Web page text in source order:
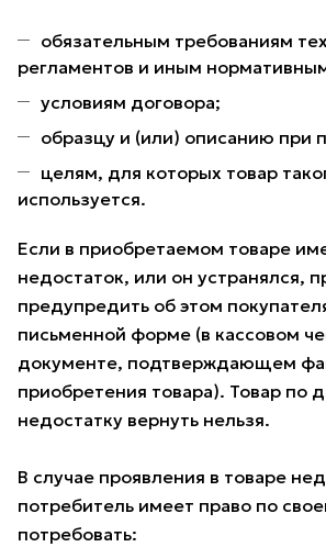
обязательным требованиям
регламентов и иным
условиям договора;
образцу и (или) описанию при
целям, для которых товар
используется.
Если в приобретаемом товаре
недостаток, или он устранялся,
предупредить об этом
письменной форме (в кассовом
документе, подтверждающем
приобретения товара). Товар по
недостатку вернуть нельзя.
В случае проявления в товаре
потребитель имеет право по
потребовать: